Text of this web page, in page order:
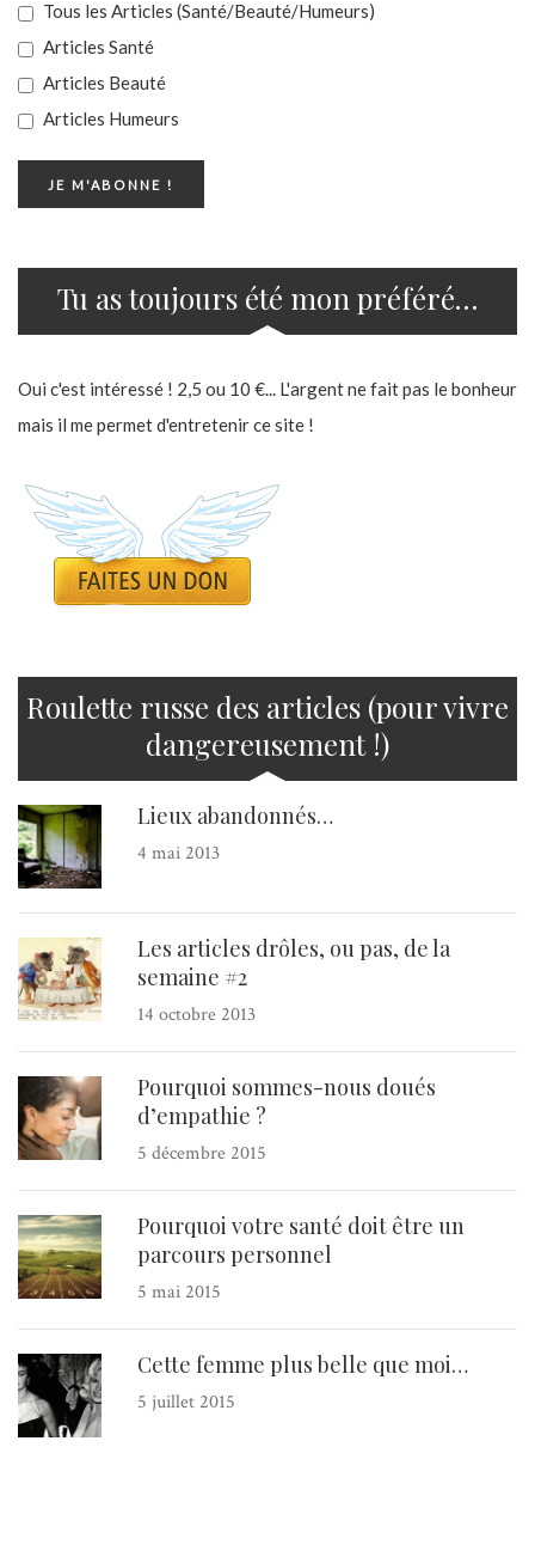
Tous les Articles (Santé/Beauté/Humeurs)
Articles Santé
Articles Beauté
Articles Humeurs
Tu as toujours été mon préféré…
Oui c'est intéressé ! 2,5 ou 10 €... L'argent ne fait pas le bonheur
mais il me permet d'entretenir ce site !
Roulette russe des articles (pour vivre
dangereusement !)
Lieux abandonnés…
4 mai 2013
Les articles drôles, ou pas, de la
semaine #2
14 octobre 2013
Pourquoi sommes-nous doués
d’empathie ?
5 décembre 2015
Pourquoi votre santé doit être un
parcours personnel
5 mai 2015
Cette femme plus belle que moi…
5 juillet 2015